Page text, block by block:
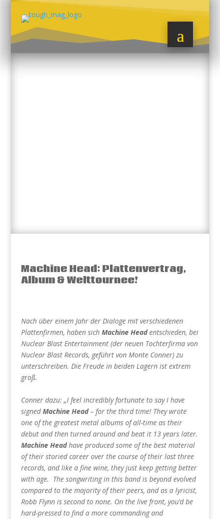
Machine Head: Plattenvertrag,
Album & Welttournee!
Nach über einem Jahr der Dialoge mit verschiedenen
Plattenfirmen, haben sich Machine Headentschieden, bei
Nuclear Blast Entertainment (der neuen Tochterfirma von
Nuclear Blast Records, geführt von Monte Conner) zu
unterschreiben. Die Freude in beiden Lagern ist extrem
groß.
Conner dazu: „I feel incredibly fortunate to say I have
signedMachine Head– for the third time! They wrote
one of the greatest metal albums of all-time as their
debut and then turned around and beat it 13 years later.
Machine Headhave produced some of the best material
of their storied career over the course of their last three
records, and like a fine wine, they just keep getting better
with age. The songwriting in this band is beyond evolved
compared to the majority of their peers, and as a lyricist,
Robb Flynn is second to none. On the live front, you’d be
hard-pressed to find a more commanding and